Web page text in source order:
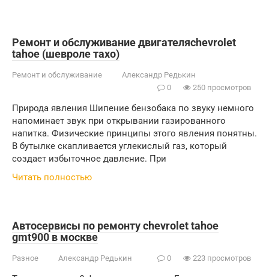
Ремонт и обслуживание двигателяchevrolet
tahoe (шевроле тахо)
Ремонт и обслуживание
Александр Редькин
0
250 просмотров
Природа явления Шипение бензобака по звуку немного
напоминает звук при открывании газированного
напитка. Физические принципы этого явления понятны.
В бутылке скапливается углекислый газ, который
создает избыточное давление. При
Читать полностью
Автосервисы по ремонту chevrolet tahoe
gmt900 в москве
Разное Александр Редькин 0 223 просмотров